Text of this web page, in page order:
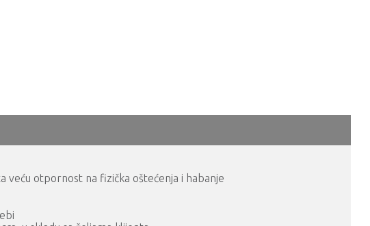
veću otpornost na fizička oštećenja i habanje